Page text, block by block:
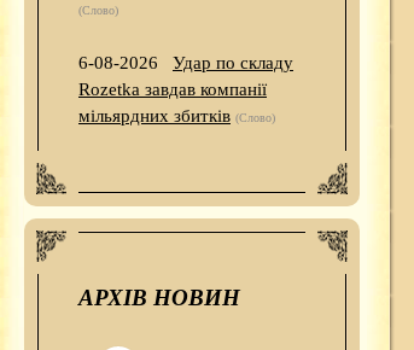
(Слово)
6-08-2026
Удар по складу
Rozetka завдав компанії
мільярдних збитків (Слово)
АРХІВ НОВИН